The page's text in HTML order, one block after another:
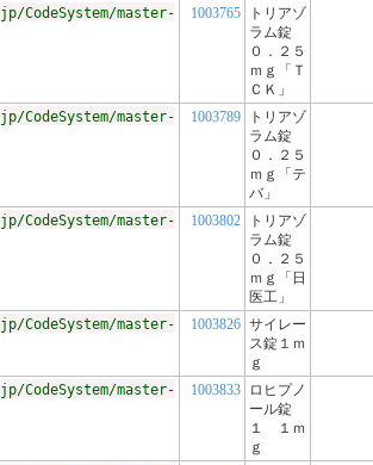
CodeSystem/master-
1003765
トリアゾ
ラム錠
０．２５
ｍｇ「Ｔ
ＣＫ」
CodeSystem/master-
1003789
トリアゾ
ラム錠
０．２５
ｍｇ「テ
バ」
CodeSystem/master-
1003802
トリアゾ
ラム錠
０．２５
ｍｇ「日
医工」
CodeSystem/master-
1003826 サイレー
ス錠１ｍ
ｇ
CodeSystem/master-
1003833
ロヒプノ
ール錠
１ １ｍ
ｇ